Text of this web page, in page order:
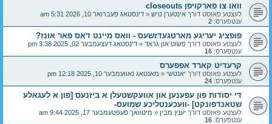
וואו צו פארקויפן closeouts
לעצטע פאוסט דורך אינטערן טיש « דינסטאג פעברואר 10, 2026 5:31 am
ענטפערס: 2
פופציג יעריגע מארטגעדזשעס - וואס מיינט דאס פאר אונז?
לעצטע פאוסט דורך פשוט און גראד « דינסטאג דעצעמבער 02, 2025 3:38 pm
ענטפערס: 16
קרעדיט קארד אפפערס
לעצטע פאוסט דורך יאנטשי « מאנטאג נאוועמבער 10, 2025 12:18 pm
ענטפערס: 24
די יסודות פון עפענען און אוועקשטעלן א ביזנעס [פון א לעגאלע
שטאנדפונקט] -וועכענטליכע שמועס-
לעצטע פאוסט דורך יענץ מבין « מיטוואך סעפטעמבער 17, 2025 9:44 am
ענטפערס: 16